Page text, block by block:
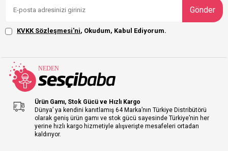
Gönder
KVKK Sözleşmesi'ni, Okudum, Kabul Ediyorum.
Ürün Gamı, Stok Gücü ve Hızlı Kargo
Dünya’ ya kendini kanıtlamış 64 Marka’nın Türkiye Distribütörü
olarak geniş ürün gamı ve stok gücü sayesinde Türkiye’nin her
yerine hızlı kargo hizmetiyle alışverişte mesafeleri ortadan
kaldırıyor.